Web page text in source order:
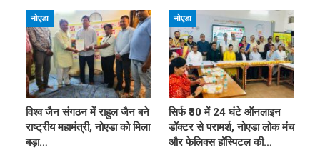
नोएडा
विश्व जैन संगठन में राहुल जैन बने
राष्ट्रीय महामंत्री, नोएडा को मिला
बड़ा…
नोएडा
सिर्फ ₹30 में 24 घंटे ऑनलाइन
डॉक्टर से परामर्श, नोएडा लोक मंच
और फेलिक्स हॉस्पिटल की…